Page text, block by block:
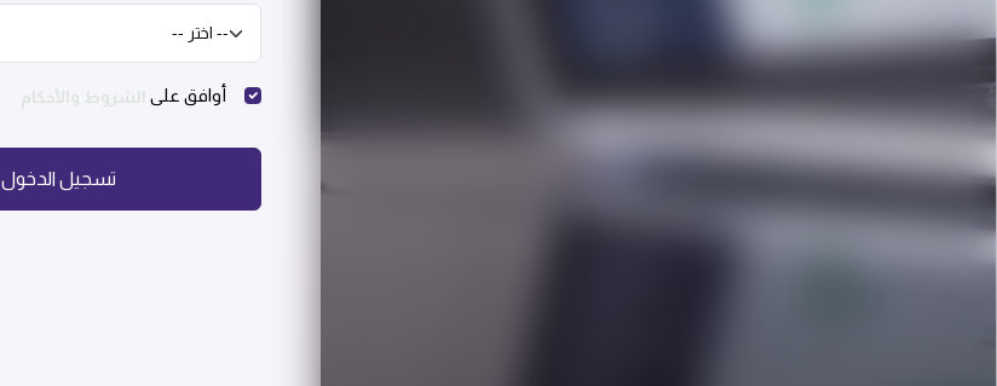
أوافق على الشروط والأحكام
تسجيل الدخول